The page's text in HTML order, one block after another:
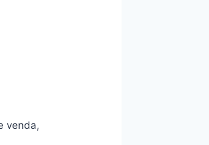
venda,